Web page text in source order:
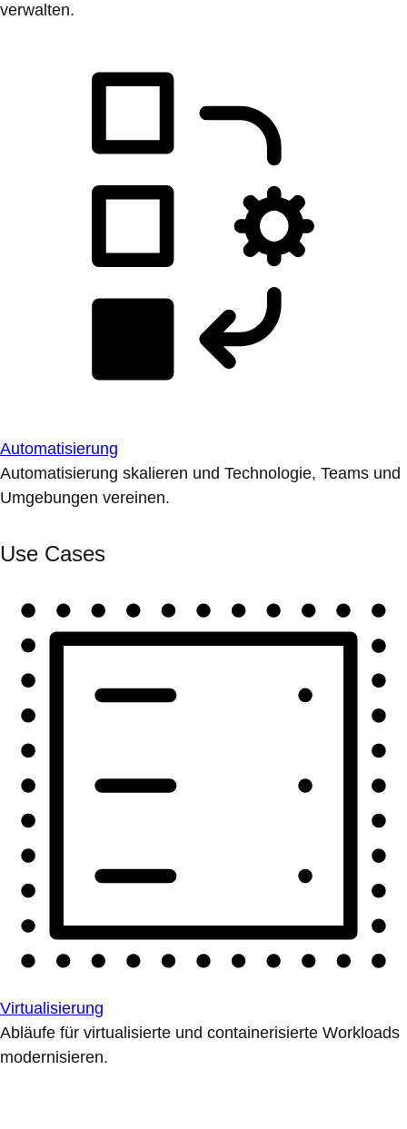
verwalten.
Automatisierung
Automatisierung skalieren und Technologie, Teams und
Umgebungen vereinen.
Use Cases
Virtualisierung
Abläufe für virtualisierte und containerisierte Workloads
modernisieren.